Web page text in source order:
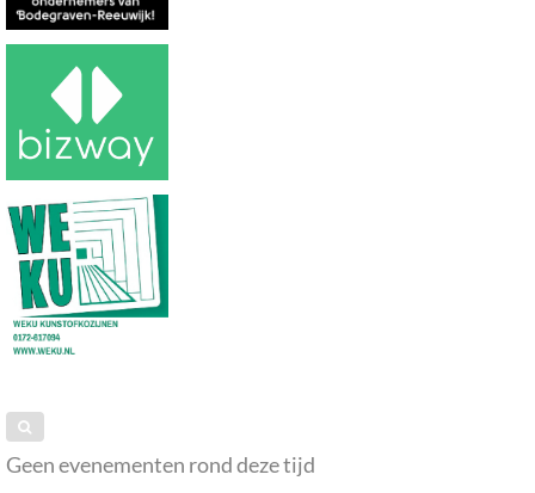
Geen evenementen rond deze tijd